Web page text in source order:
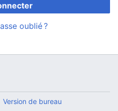
oublié ?
Version de bureau